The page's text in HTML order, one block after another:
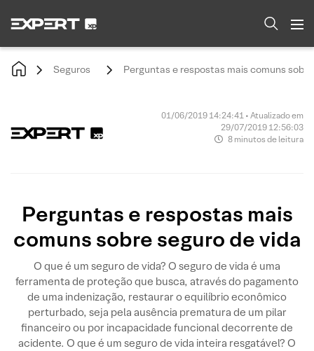
Seguros Perguntas e respostas mais comuns
01/06/2019 14:24:41 • Atualizado em
29/07/2019 12:56:03
8 minutos de leitura
Perguntas e respostas mais
comuns sobre seguro de vida
O que é um seguro de vida? O seguro de vida é uma
ferramenta de proteção que busca, através do pagamento
de uma indenização, restaurar o equilíbrio econômico
perturbado, seja pela ausência prematura de um pilar
financeiro ou por incapacidade funcional decorrente de
acidente. O que é um seguro de vida inteira resgatável? O